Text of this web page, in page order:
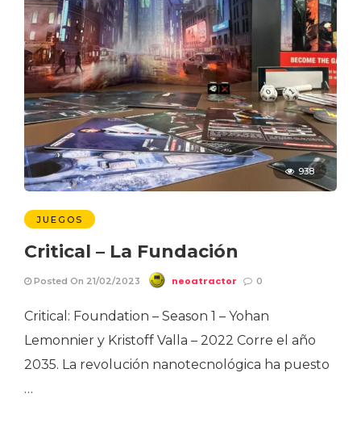
938
JUEGOS
Critical – La Fundación
Posted On 21/02/2023 neoatractor 0
Critical: Foundation – Season 1 – Yohan
Lemonnier y Kristoff Valla – 2022 Corre el año
2035. La revolución nanotecnológica ha puesto
…